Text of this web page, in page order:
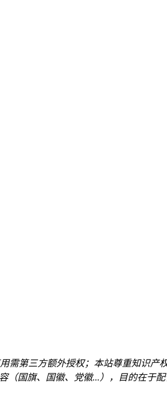
需第三方额外授权；本站尊重知识产
（国旗、国徽、党徽...），目的在于